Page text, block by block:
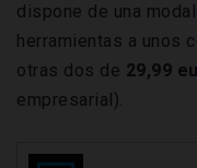
dispone de una
herramientas a unos
otras dos de 29,99
empresarial).